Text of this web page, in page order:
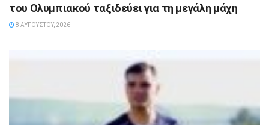
του Ολυμπιακού ταξιδεύει για τη μεγάλη μάχη
8 ΑΥΓΟΎΣΤΟΥ, 2026